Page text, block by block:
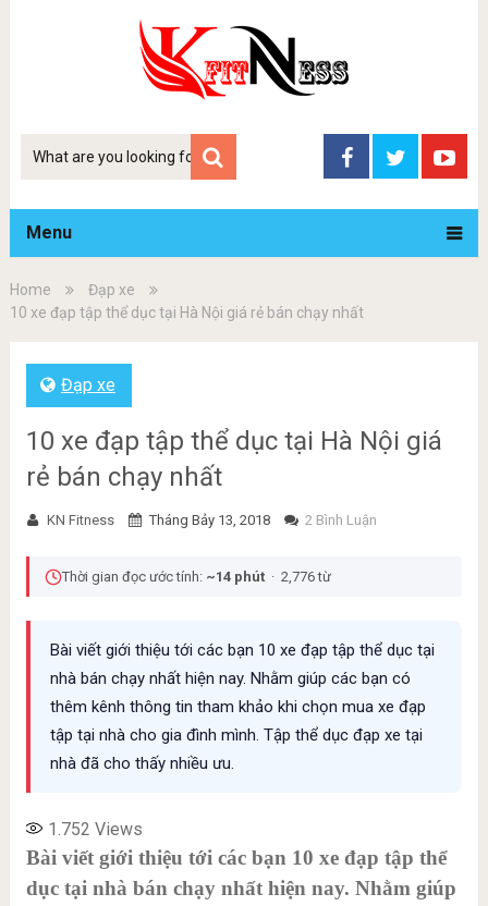
Tim
Menu
Home
Đạp xe
10 xe đạp tập thể dục tại Hà Nội giá rẻ bán chạy nhất
Đạp xe
10 xe đạp tập thể dục tại Hà Nội giá
rẻ bán chạy nhất
KN Fitness Tháng Bảy 13, 2018 2 Bình Luận
Thời gian đọc ước tính: ~14 phút· 2,776 từ
Bài viết giới thiệu tới các bạn 10 xe đạp tập thể dục tại
nhà bán chạy nhất hiện nay. Nhằm giúp các bạn có
thêm kênh thông tin tham khảo khi chọn mua xe đạp
tập tại nhà cho gia đình mình. Tập thể dục đạp xe tại
nhà đã cho thấy nhiều ưu.
1.752 Views
Bài viết giới thiệu tới các bạn 10 xe đạp tập thể
dục tại nhà bán chạy nhất hiện nay. Nhằm giúp